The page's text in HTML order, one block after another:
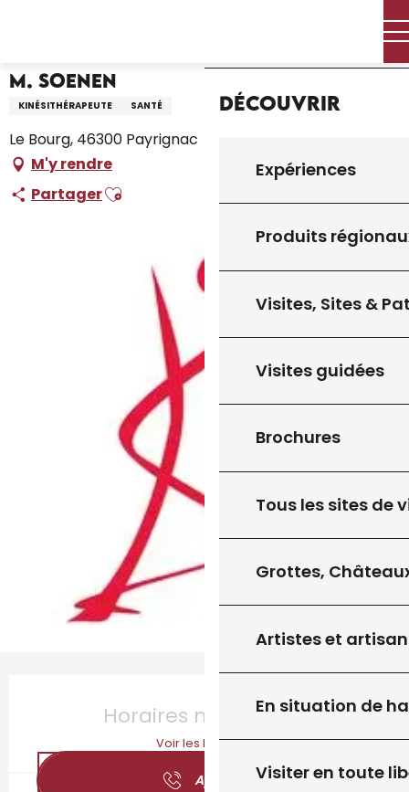
principal
Découvrir
Expériences
Produits
Visites, Sites &
Visites guidées
Brochures
Tous les sites de
Grottes,
Artistes et
En situation de
Visiter en toute
M. Soenen
KINÉSITHÉRAPEUTE SANTÉ
Le Bourg, 46300 Payrignac
M'y rendre
PartagerAjouter aux favoris
Horaires non définis
Voir les horaires
Appeler